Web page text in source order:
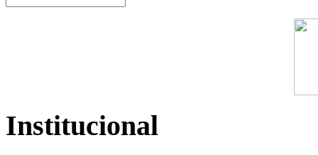
Institucional